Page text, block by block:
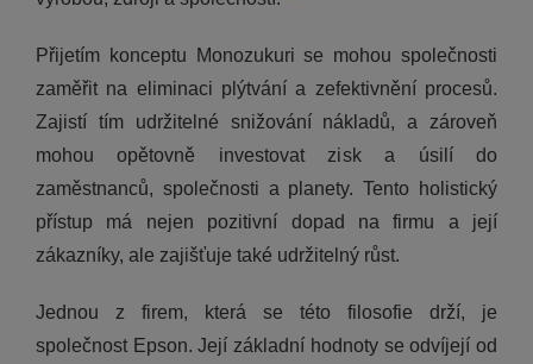
Přijetím konceptu Monozukuri se mohou společnosti
zaměřit na eliminaci plýtvání a zefektivnění procesů.
Zajistí tím udržitelné snižování nákladů, a zároveň
mohou opětovně investovat zisk a úsilí do
zaměstnanců, společnosti a planety. Tento holistický
přístup má nejen pozitivní dopad na firmu a její
zákazníky, ale zajišťuje také udržitelný růst.
Jednou z firem, která se této filosofie drží, je
společnost Epson. Její základní hodnoty se odvíjejí od